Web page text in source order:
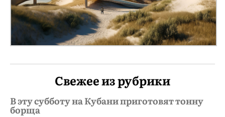
Свежее из рубрики
В эту субботу на Кубани приготовят тонну
борща